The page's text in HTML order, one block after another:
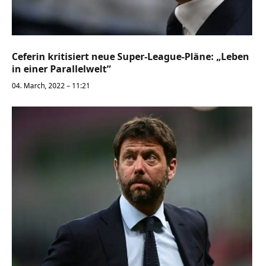
Ceferin kritisiert neue Super-League-Pläne: „Leben
in einer Parallelwelt“
04. March, 2022 – 11:21